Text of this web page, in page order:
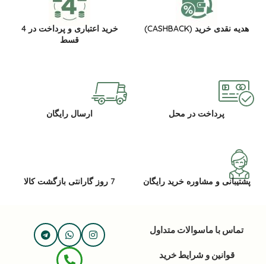
هدیه نقدی خرید (CASHBACK)
خرید اعتباری و پرداخت در 4
قسط
پرداخت در محل ارسال رایگان
پشتیبانی و مشاوره خرید رایگان 7 روز گارانتی بازگشت کالا
تماس با ماسوالات متداول
قوانین و شرایط خرید